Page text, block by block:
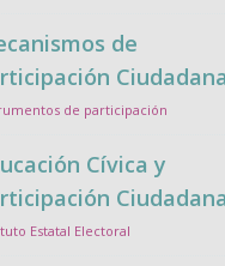
de
Ciudadana
de participación
Cívica y
Ciudadana
Estatal Electoral